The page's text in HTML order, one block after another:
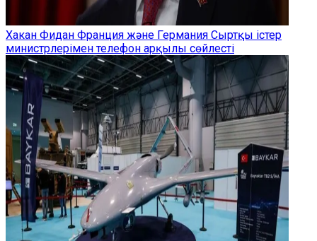
Хакан Фидан Франция және Германия Сыртқы істер
министрлерімен телефон арқылы сөйлесті